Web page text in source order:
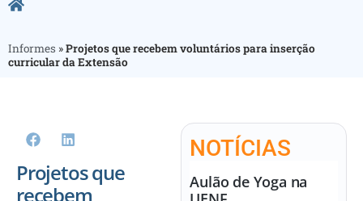
Informes »Projetos que recebem voluntários para inserção
curricular da Extensão
Projetos que
recebem
NOTÍCIAS
Aulão de Yoga na